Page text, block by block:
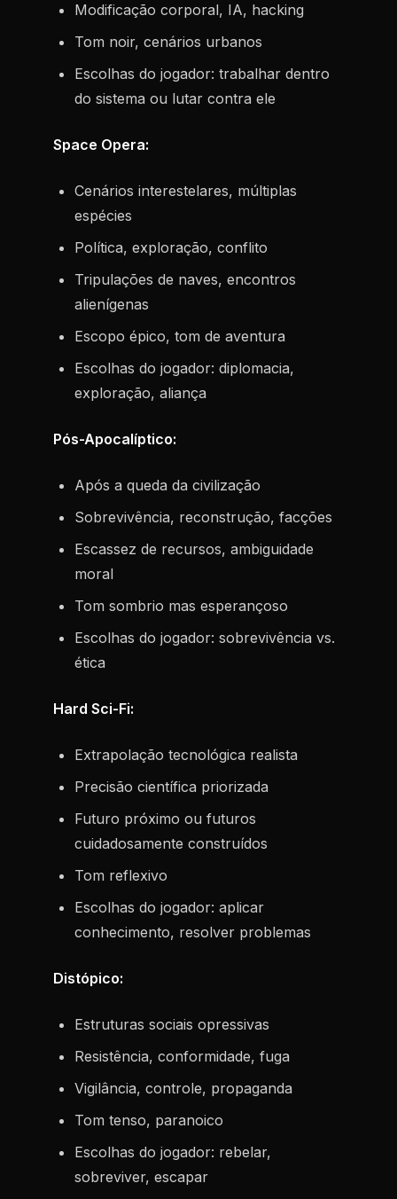
Modificação corporal, IA, hacking
Tom noir, cenários urbanos
Escolhas do jogador: trabalhar dentro
do sistema ou lutar contra ele
Space Opera:
Cenários interestelares, múltiplas
espécies
Política, exploração, conflito
Tripulações de naves, encontros
alienígenas
Escopo épico, tom de aventura
Escolhas do jogador: diplomacia,
exploração, aliança
Pós-Apocalíptico:
Após a queda da civilização
Sobrevivência, reconstrução, facções
Escassez de recursos, ambiguidade
moral
Tom sombrio mas esperançoso
Escolhas do jogador: sobrevivência vs.
ética
Hard Sci-Fi:
Extrapolação tecnológica realista
Precisão científica priorizada
Futuro próximo ou futuros
cuidadosamente construídos
Tom reflexivo
Escolhas do jogador: aplicar
conhecimento, resolver problemas
Distópico:
Estruturas sociais opressivas
Resistência, conformidade, fuga
Vigilância, controle, propaganda
Tom tenso, paranoico
Escolhas do jogador: rebelar,
sobreviver, escapar